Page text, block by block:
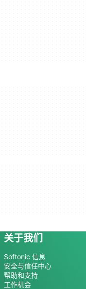
关于我们
Softonic 信息
安全与信任中心
帮助和支持
工作机会